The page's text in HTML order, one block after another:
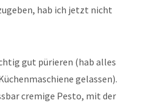
hab ich jetzt nicht
gut pürieren (hab alles
gelassen).
cremige Pesto, mit der